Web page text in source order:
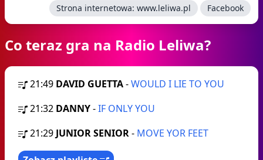
Strona internetowa: www.leliwa.pl Facebook
Co teraz gra na Radio Leliwa?
21:49 DAVID GUETTA-WOULD I LIE TO YOU
21:32 DANNY-IF ONLY YOU
21:29 JUNIOR SENIOR- MOVE YOR FEET